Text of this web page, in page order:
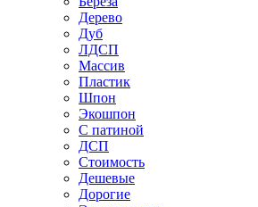
Дерево
Дуб
ЛДСП
Массив
Пластик
Шпон
Экошпон
С патиной
ДСП
Стоимость
Дешевые
Дорогие